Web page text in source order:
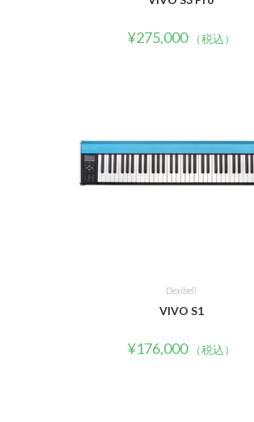
¥275,000 （税込）
Dexibell
VIVO S1
¥176,000 （税込）